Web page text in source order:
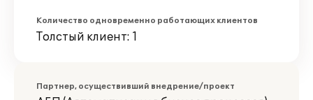
Количество одновременно работающих клиентов
Толстый клиент: 1
Партнер, осуществивший внедрение/проект